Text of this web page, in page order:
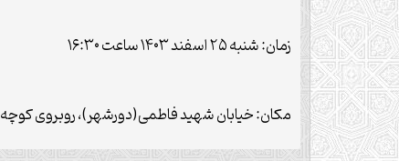
زمان: شنبه ۲۵ اسفند ۱۴۰۳ ساعت ۱۶:۳۰
مکان: خیابان شهید فاطمی(دورشهر)، روبروی کوچه ۲۱